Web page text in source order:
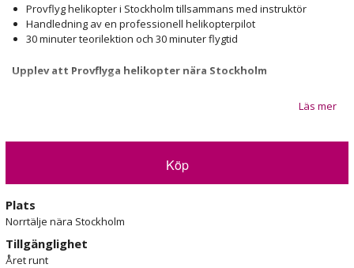
Provflyg helikopter i Stockholm tillsammans med instruktör
Handledning av en professionell helikopterpilot
30 minuter teorilektion och 30 minuter flygtid
Upplev att Provflyga helikopter nära Stockholm
bra överblick om hur det är att flyga en helikopter. Därefter är det
lektionsrummets fönster!
I cockpit går ni igenom instrument, spakar, reglage och knappar. Efter
en grundlig genomgång av tekniken lämnar ni marken för att flyga
fritt! Helikoptern är utrustad med dubbelkommando vilket innebär
att medföljande instruktör när som helst kan ta över ifall ni känner
osäkerhet.
Detta är en upplevelse du kommer ta med dig i ditt minne för resten
Läs mer
Köp
Plats
Norrtälje nära Stockholm
Tillgänglighet
Året runt